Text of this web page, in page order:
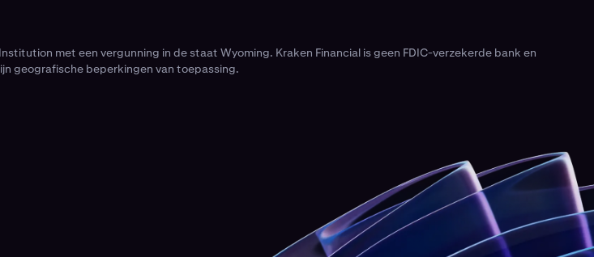
met een vergunning in de staat Wyoming. Kraken Financial is geen FDIC-verzekerde bank en
geografische beperkingen van toepassing.